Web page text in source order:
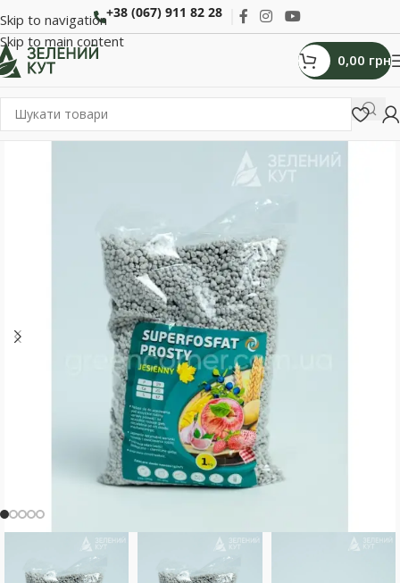
Skip to navigation
Skip to main content
+38 (067) 911 82 28
0,00 грн